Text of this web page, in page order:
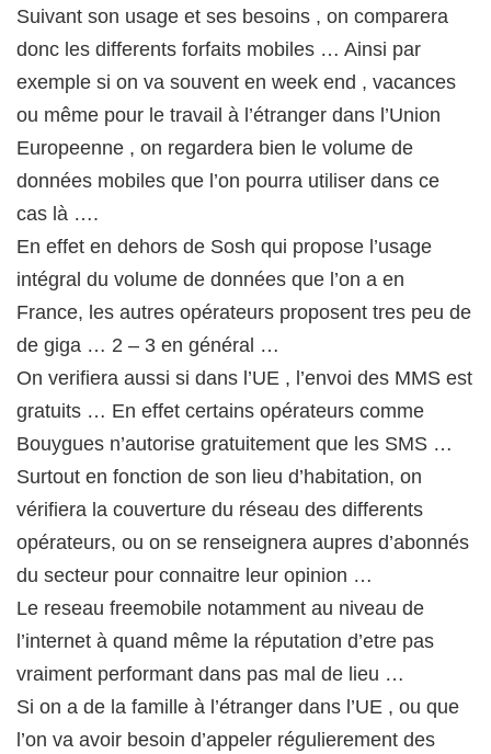
Suivant son usage et ses besoins , on comparera
donc les differents forfaits mobiles … Ainsi par
exemple si on va souvent en week end , vacances
ou même pour le travail à l’étranger dans l’Union
Europeenne , on regardera bien le volume de
données mobiles que l’on pourra utiliser dans ce
cas là ….
En effet en dehors de Sosh qui propose l’usage
intégral du volume de données que l’on a en
France, les autres opérateurs proposent tres peu de
de giga … 2 – 3 en général …
On verifiera aussi si dans l’UE , l’envoi des MMS est
gratuits … En effet certains opérateurs comme
Bouygues n’autorise gratuitement que les SMS …
Surtout en fonction de son lieu d’habitation, on
vérifiera la couverture du réseau des differents
opérateurs, ou on se renseignera aupres d’abonnés
du secteur pour connaitre leur opinion …
Le reseau freemobile notamment au niveau de
l’internet à quand même la réputation d’etre pas
vraiment performant dans pas mal de lieu …
Si on a de la famille à l’étranger dans l’UE , ou que
l’on va avoir besoin d’appeler régulierement des